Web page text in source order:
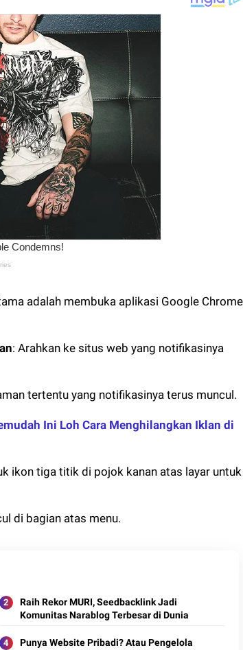
adalah membuka aplikasi Google Chrome
: Arahkan ke situs web yang notifikasinya
tertentu yang notifikasinya terus muncul.
Ini Loh Cara Menghilangkan Iklan di
ikon tiga titik di pojok kanan atas layar untuk
di bagian atas menu.
Raih Rekor MURI, Seedbacklink Jadi
Komunitas Narablog Terbesar di Dunia
Punya Website Pribadi? Atau Pengelola